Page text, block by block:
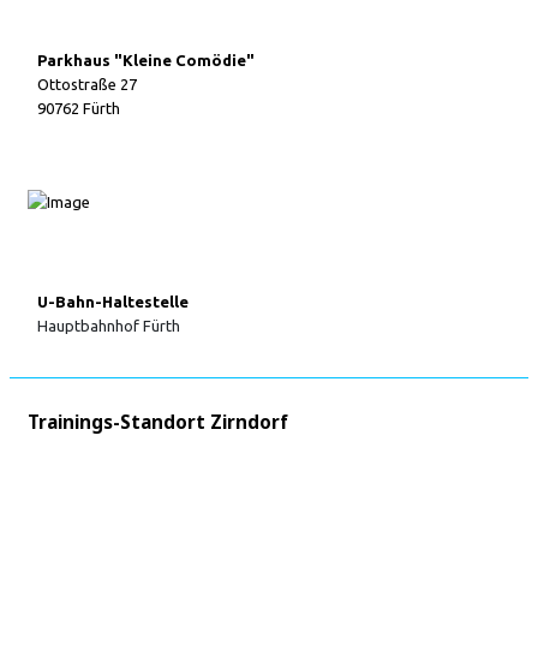
Parkhaus "Kleine Comödie"
Ottostraße 27
90762 Fürth
U-Bahn-Haltestelle
Hauptbahnhof Fürth
Trainings-Standort Zirndorf